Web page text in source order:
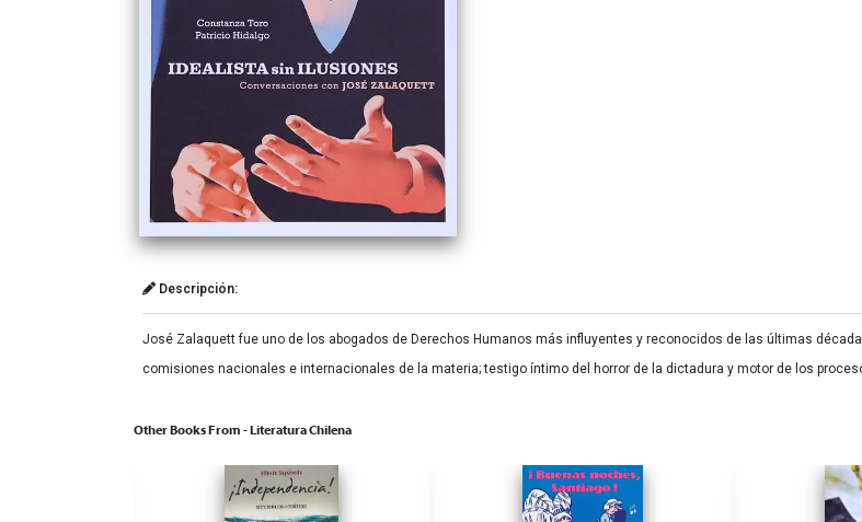
Descripción:
José Zalaquett fue uno de los abogados de Derechos Humanos más influyentes y reconocidos de las últimas
comisiones nacionales e internacionales de la materia; testigo íntimo del horror de la dictadura y motor de los
Other Books From - Literatura Chilena